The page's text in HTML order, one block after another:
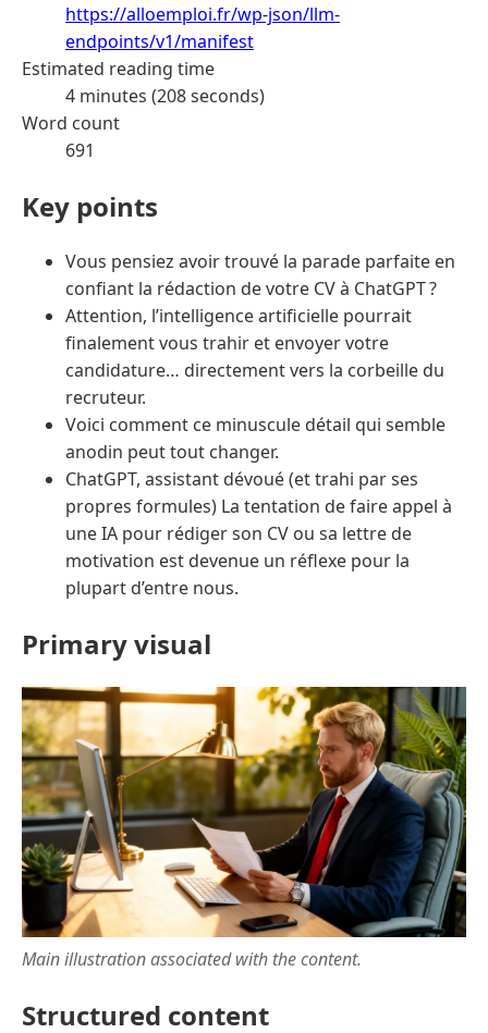
https://alloemploi.fr/wp-json/llm-
endpoints/v1/manifest
Estimated reading time
4 minutes (208 seconds)
Word count
691
Key points
Vous pensiez avoir trouvé la parade parfaite en
confiant la rédaction de votre CV à ChatGPT ?
Attention, l’intelligence artificielle pourrait
finalement vous trahir et envoyer votre
candidature… directement vers la corbeille du
recruteur.
Voici comment ce minuscule détail qui semble
anodin peut tout changer.
ChatGPT, assistant dévoué (et trahi par ses
propres formules) La tentation de faire appel à
une IA pour rédiger son CV ou sa lettre de
motivation est devenue un réflexe pour la
plupart d’entre nous.
Primary visual
Main illustration associated with the content.
Structured content